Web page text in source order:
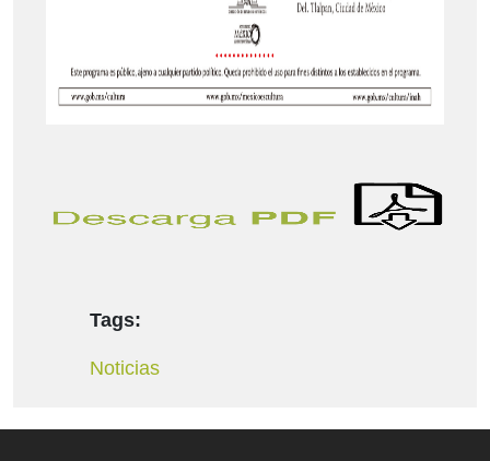
Tags:
Noticias